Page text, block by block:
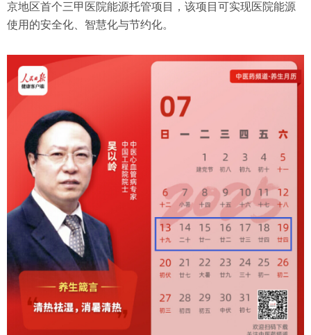
京地区首个三甲医院能源托管项目，该项目可实现医院能源
使用的安全化、智慧化与节约化。